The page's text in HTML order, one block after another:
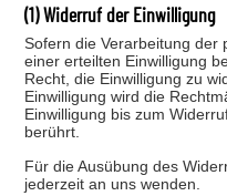
(1) Widerruf der Einwilligung
Sofern die Verarbeitung der
einer erteilten Einwilligung
Recht, die Einwilligung zu
Einwilligung wird die
Einwilligung bis zum
berührt.
Für die Ausübung des
jederzeit an uns wenden.